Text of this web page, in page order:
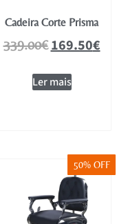
Cadeira Corte Prisma
339.00€169.50€
Ler mais
50% OFF